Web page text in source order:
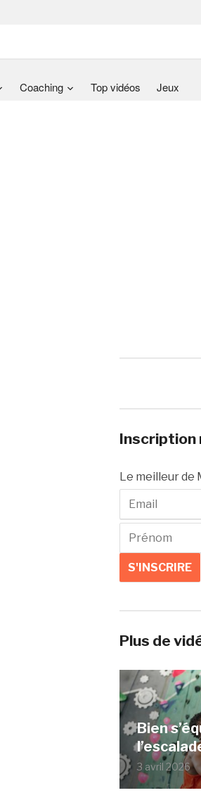
Coaching Top vidéos Jeux
Le meilleur de
Plus de
Bien
3 avril 2026